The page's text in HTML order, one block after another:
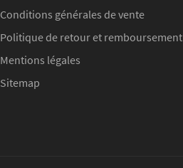
Conditions générales de vente
Politique de retour et remboursement
Mentions légales
Sitemap